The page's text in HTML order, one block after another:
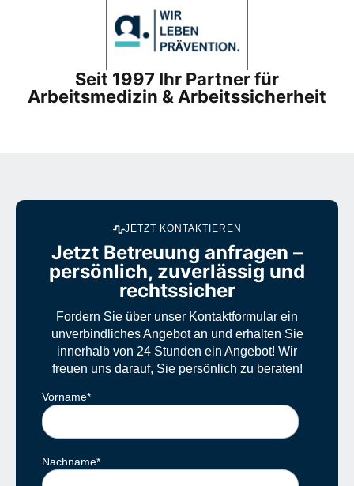
Seit 1997 Ihr Partner für
Arbeitsmedizin & Arbeitssicherheit
JETZT KONTAKTIEREN
Jetzt Betreuung anfragen –
persönlich, zuverlässig und
rechtssicher
Fordern Sie über unser Kontaktformular ein
unverbindliches Angebot an und erhalten Sie
innerhalb von 24 Stunden ein Angebot! Wir
freuen uns darauf, Sie persönlich zu beraten!
Vorname*
Nachname*